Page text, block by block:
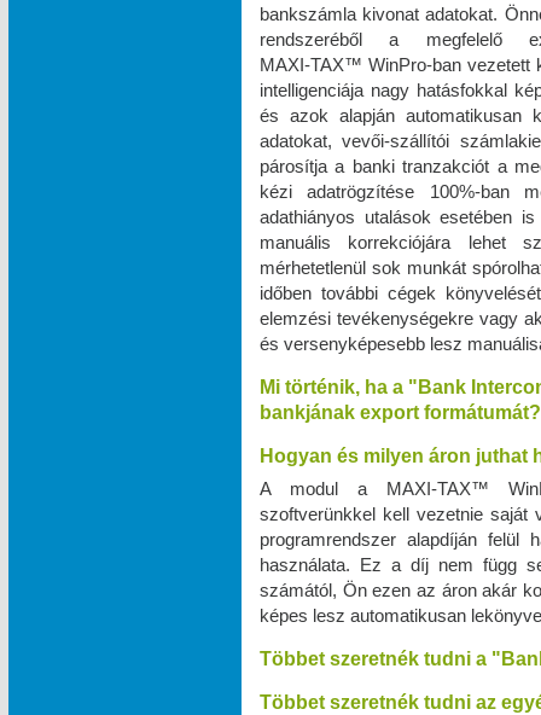
bankszámla kivonat adatokat.
rendszeréből a megfelelő
MAXI‑TAX™ WinPro-ban vezetett
intelligenciája nagy hatásfokkal
és azok alapján automatikusan
adatokat, vevői-szállítói
párosítja a banki tranzakciót a
kézi adatrögzítése 100%-ban
adathiányos utalások esetében
manuális korrekciójára lehet
mérhetetlenül sok munkát
időben további cégek
elemzési tevékenységekre vagy
és versenyképesebb lesz
Mi történik, ha a "Bank
bankjának export formátumát?
Hogyan és milyen áron
A modul a MAXI‑TAX™
szoftverünkkel kell vezetnie saját
programrendszer alapdíján
használata. Ez a díj nem függ
számától, Ön ezen az áron akár
képes lesz automatikusan
Többet szeretnék tudni a
Többet szeretnék tudni az